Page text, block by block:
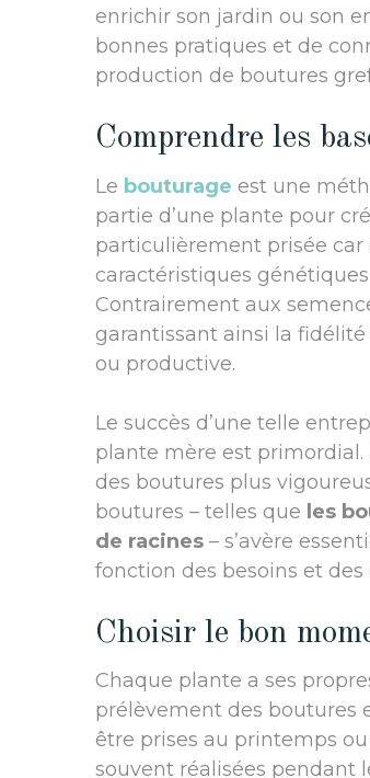
enrichir son jardin ou son
bonnes pratiques et de
production de boutures
Comprendre les
Le bouturage est une
partie d’une plante pour
particulièrement prisée
caractéristiques
Contrairement aux
garantissant ainsi la fidélité
ou productive.
Le succès d’une telle
plante mère est
des boutures plus
boutures – telles que les
de racines – s’avère
fonction des besoins et des
Choisir le bon
Chaque plante a ses
prélèvement des boutures
être prises au printemps
souvent réalisées pendant